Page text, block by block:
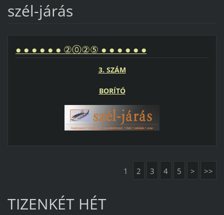
szél-járás
● ● ● ● ● ● ②⓪②⑤ ● ● ● ● ● ●
3. SZÁM
BORÍTÓ
1 2 3 4 5 > >>
TIZENKÉT HÉT